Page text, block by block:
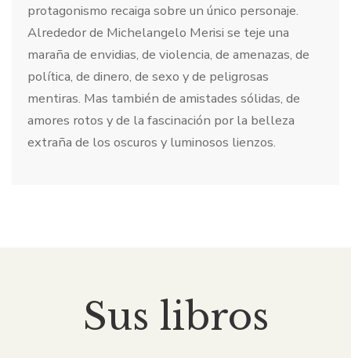
protagonismo recaiga sobre un único personaje.
Alrededor de Michelangelo Merisi se teje una
maraña de envidias, de violencia, de amenazas, de
política, de dinero, de sexo y de peligrosas
mentiras. Mas también de amistades sólidas, de
amores rotos y de la fascinación por la belleza
extraña de los oscuros y luminosos lienzos.
Sus libros